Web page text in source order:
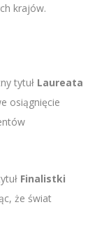
krajów.
tytuł Laureata
osiągnięcie
Finalistki
że świat